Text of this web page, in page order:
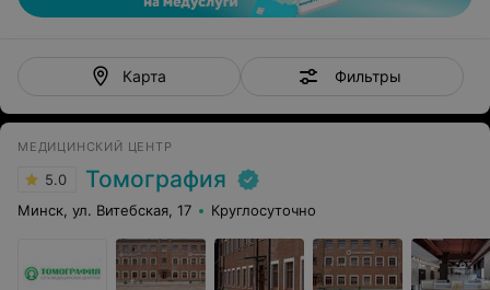
Карта Фильтры
МЕДИЦИНСКИЙ ЦЕНТР
5.0 Томография
Минск, ул. Витебская, 17 Круглосуточно